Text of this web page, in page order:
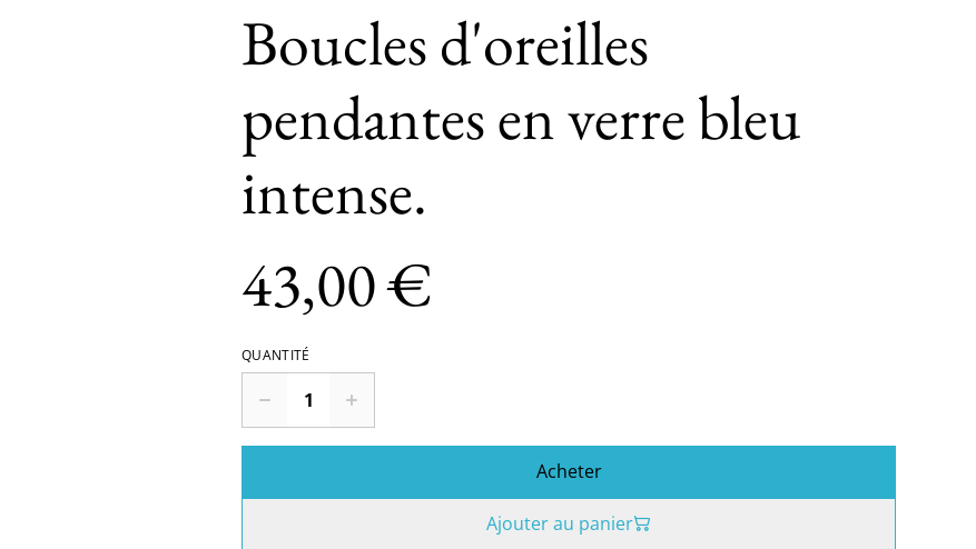
Boucles d'oreilles
pendantes en verre bleu
intense.
43,00 €
QUANTITÉ
Acheter
Ajouter au panier